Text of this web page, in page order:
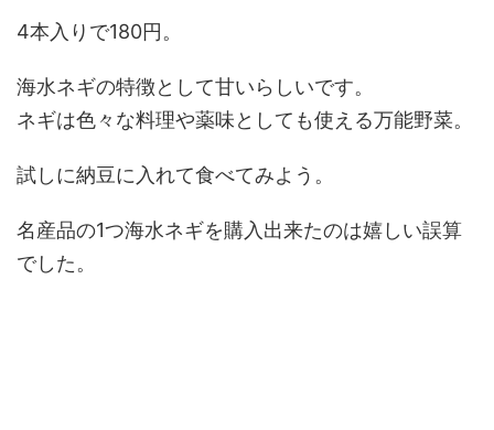
4本入りで180円。
海水ネギの特徴として甘いらしいです。
ネギは色々な料理や薬味としても使える万能野菜。
試しに納豆に入れて食べてみよう。
名産品の1つ海水ネギを購入出来たのは嬉しい誤算
でした。